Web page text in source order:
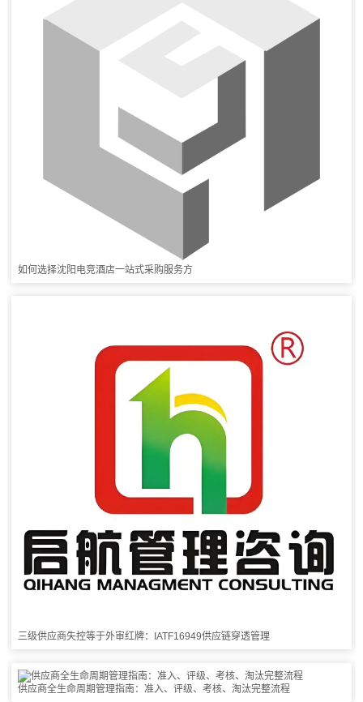
如何选择沈阳电竞酒店一站式采购服务方
三级供应商失控等于外审红牌：IATF16949供应链穿透管理
供应商全生命周期管理指南：准入、评级、考核、淘汰完整流程